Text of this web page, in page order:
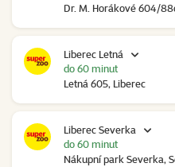
Dr. M. Horákové 604/
Liberec Letná
Letná 605, Liberec
do 60 minut
Liberec Severka
Nákupní park Severka,
do 60 minut